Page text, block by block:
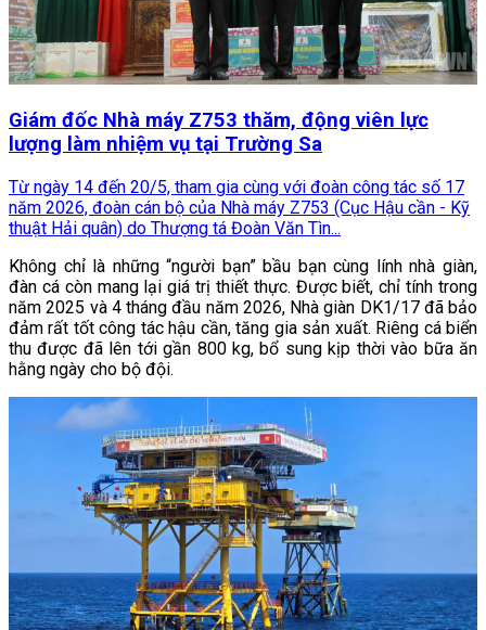
Giám đốc Nhà máy Z753 thăm, động viên lực
lượng làm nhiệm vụ tại Trường Sa
Từ ngày 14 đến 20/5, tham gia cùng với đoàn công tác số 17
năm 2026, đoàn cán bộ của Nhà máy Z753 (Cục Hậu cần - Kỹ
thuật Hải quân) do Thượng tá Đoàn Văn Tìn...
Không chỉ là những “người bạn” bầu bạn cùng lính nhà giàn,
đàn cá còn mang lại giá trị thiết thực. Được biết, chỉ tính trong
năm 2025 và 4 tháng đầu năm 2026, Nhà giàn DK1/17 đã bảo
đảm rất tốt công tác hậu cần, tăng gia sản xuất. Riêng cá biển
thu được đã lên tới gần 800 kg, bổ sung kịp thời vào bữa ăn
hằng ngày cho bộ đội.